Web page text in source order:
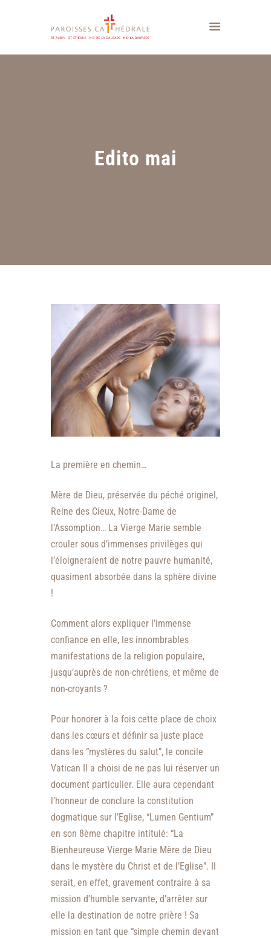
Edito mai
La première en chemin…
Mère de Dieu, préservée du péché originel,
Reine des Cieux, Notre-Dame de
l’Assomption… La Vierge Marie semble
crouler sous d’immenses privilèges qui
l’éloigneraient de notre pauvre humanité,
quasiment absorbée dans la sphère divine
!
Comment alors expliquer l’immense
confiance en elle, les innombrables
manifestations de la religion populaire,
jusqu’auprès de non-chrétiens, et même de
non-croyants ?
Pour honorer à la fois cette place de choix
dans les cœurs et définir sa juste place
dans les “mystères du salut”, le concile
Vatican II a choisi de ne pas lui réserver un
document particulier. Elle aura cependant
l’honneur de conclure la constitution
dogmatique sur l’Eglise, “Lumen Gentium”
en son 8ème chapitre intitulé: “La
Bienheureuse Vierge Marie Mère de Dieu
dans le mystère du Christ et de l’Eglise”. Il
serait, en effet, gravement contraire à sa
mission d’humble servante, d’arrêter sur
elle la destination de notre prière ! Sa
mission en tant que “simple chemin devant